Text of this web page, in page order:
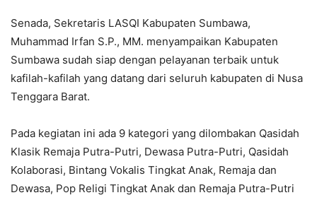
Senada, Sekretaris LASQI Kabupaten Sumbawa,
Muhammad Irfan S.P., MM. menyampaikan Kabupaten
Sumbawa sudah siap dengan pelayanan terbaik untuk
kafilah-kafilah yang datang dari seluruh kabupaten di Nusa
Tenggara Barat.
Pada kegiatan ini ada 9 kategori yang dilombakan Qasidah
Klasik Remaja Putra-Putri, Dewasa Putra-Putri, Qasidah
Kolaborasi, Bintang Vokalis Tingkat Anak, Remaja dan
Dewasa, Pop Religi Tingkat Anak dan Remaja Putra-Putri